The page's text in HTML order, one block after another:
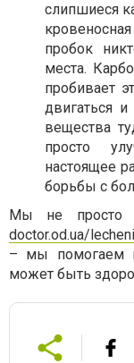
слипшиеся
пробок
места.
пробивает
двигаться
вещества
просто
настоящее
борьбы с
Мы не просто
doctor.od.ua/
– мы помогаем
может быть